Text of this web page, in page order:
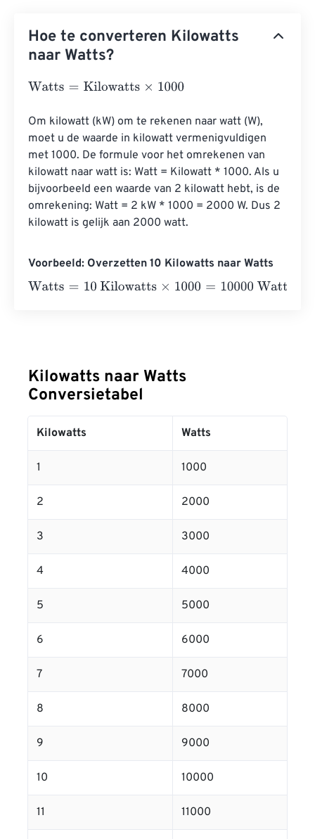
Hoe te converteren Kilowatts
naar Watts?
Watts= Kilowatts×1000
Om kilowatt (kW) om te rekenen naar watt (W),
moet u de waarde in kilowatt vermenigvuldigen
met 1000. De formule voor het omrekenen van
kilowatt naar watt is: Watt = Kilowatt * 1000. Als u
bijvoorbeeld een waarde van 2 kilowatt hebt, is de
omrekening: Watt = 2 kW * 1000 = 2000 W. Dus 2
kilowatt is gelijk aan 2000 watt.
Voorbeeld: Overzetten 10 Kilowatts naar Watts
Watts= 10 Kilowatts×1000 =10000 Watts
Kilowatts naar Watts
Conversietabel
Kilowatts Watts
1 1000
2 2000
3 3000
4 4000
5 5000
6 6000
7 7000
8 8000
9 9000
10 10000
11 11000